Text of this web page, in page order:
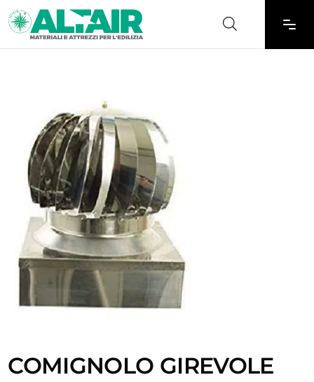
COMIGNOLO GIREVOLE